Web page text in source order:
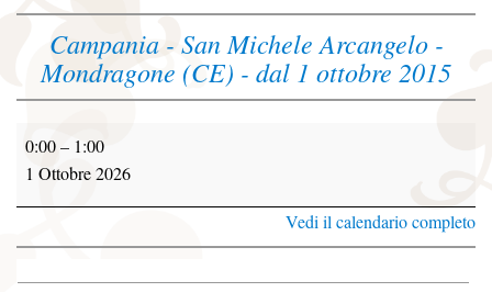
a
o
Campania - San Michele Arcangelo -
Mondragone (CE) - dal 1 ottobre 2015
0:00– 1:00
1 Ottobre 2026
Vedi il calendario completo